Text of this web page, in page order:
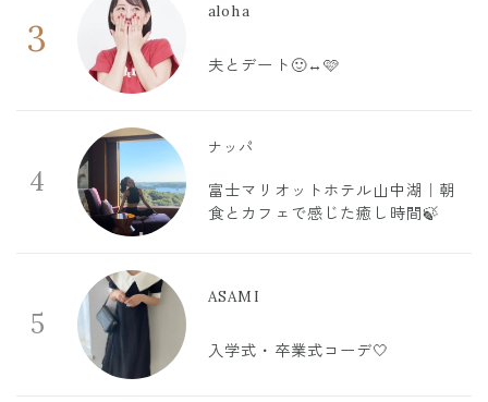
3
aloha
夫とデート🙂‍↔️🩷
4
ナッパ
富士マリオットホテル山中湖｜朝
食とカフェで感じた癒し時間🍃
5
ASAMI
入学式・卒業式コーデ🤍